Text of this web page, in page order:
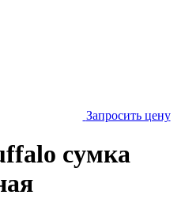
Запросить цену
сумка